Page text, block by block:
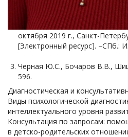
октября 2019 г., Санкт-
[Электронный ресурс].
Черная Ю.С., Бочаров В.В.,
596.
Диагностическая и
Виды психологической
интеллектуального уровня
Консультация по запросам:
в детско-родительских